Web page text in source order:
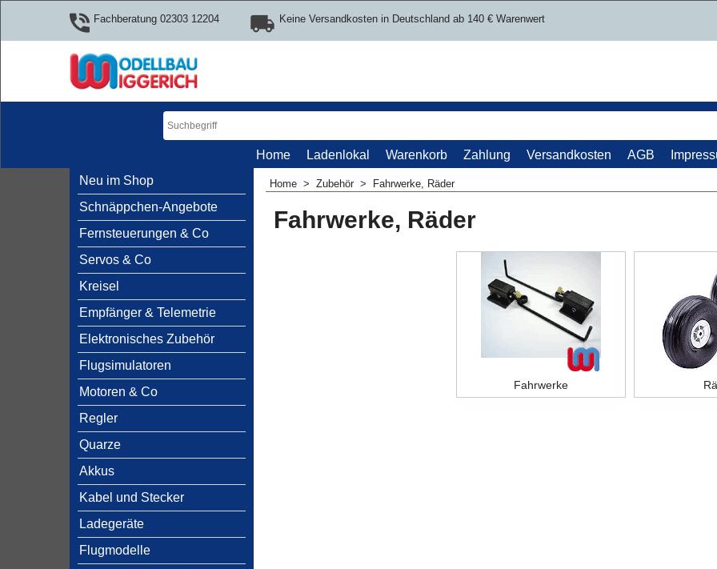
Fachberatung 02303 12204 Keine Versandkosten in Deutschland ab 140 € Warenwert
Home Ladenlokal Warenkorb Zahlung Versandkosten AGB
Neu im Shop
Schnäppchen-Angebote
Fernsteuerungen & Co
Servos & Co
Kreisel
Empfänger & Telemetrie
Elektronisches Zubehör
Flugsimulatoren
Motoren & Co
Regler
Quarze
Akkus
Kabel und Stecker
Ladegeräte
Flugmodelle
Home > Zubehör > Fahrwerke, Räder
Fahrwerke, Räder
Fahrwerke